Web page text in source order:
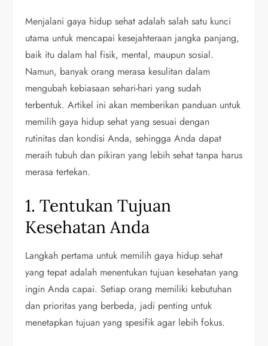
Menjalani gaya hidup sehat adalah salah satu kunci
utama untuk mencapai kesejahteraan jangka panjang,
baik itu dalam hal fisik, mental, maupun sosial.
Namun, banyak orang merasa kesulitan dalam
mengubah kebiasaan sehari-hari yang sudah
terbentuk. Artikel ini akan memberikan panduan untuk
memilih gaya hidup sehat yang sesuai dengan
rutinitas dan kondisi Anda, sehingga Anda dapat
meraih tubuh dan pikiran yang lebih sehat tanpa harus
merasa tertekan.
1. Tentukan Tujuan
Kesehatan Anda
Langkah pertama untuk memilih gaya hidup sehat
yang tepat adalah menentukan tujuan kesehatan yang
ingin Anda capai. Setiap orang memiliki kebutuhan
dan prioritas yang berbeda, jadi penting untuk
menetapkan tujuan yang spesifik agar lebih fokus.